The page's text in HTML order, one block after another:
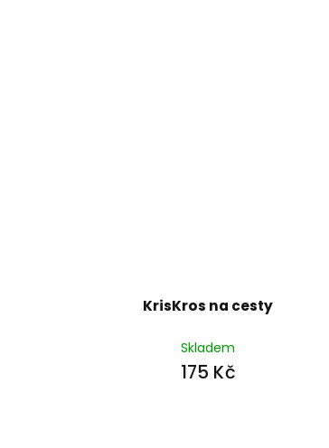
KrisKros na cesty
Skladem
175 Kč